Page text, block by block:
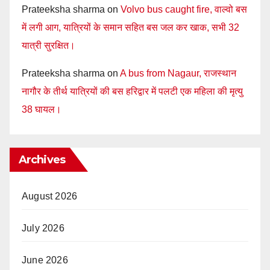
Prateeksha sharma on Volvo bus caught fire, वाल्वो बस
में लगी आग, यात्रियों के समान सहित बस जल कर खाक, सभी 32
यात्री सुरक्षित।
Prateeksha sharma on A bus from Nagaur, राजस्थान
नागौर के तीर्थ यात्रियों की बस हरिद्वार में पलटी एक महिला की मृत्यु
38 घायल।
Archives
August 2026
July 2026
June 2026